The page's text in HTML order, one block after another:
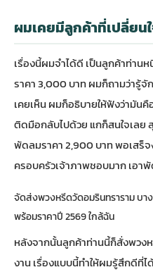
ผมเคยมีลูกค้าที่เปลี่ย
เรื่องนี้ผมจำได้ดี เป็นลูกค้าท่าน
ราคา 3,000 บาท ผมก็ถามว่ารู้
เคยเห็น ผมก็อธิบายให้ฟังว่ามัน
ติดมือกลับไปด้วย แกก็สนใจเลย
พัดลมราคา 2,900 บาท พอเสร็
ครอบครัวเจ้าภาพชอบมาก เอา
จัดส่งพวงหรีดวัดอมรินทราราม บา
พร้อมราคาปี 2569 ใกล้ฉัน
หลังจากนั้นลูกค้าท่านนี้ก็สั่งพว
งาน เรื่องแบบนี้ทำให้ผมรู้สึกดีที่